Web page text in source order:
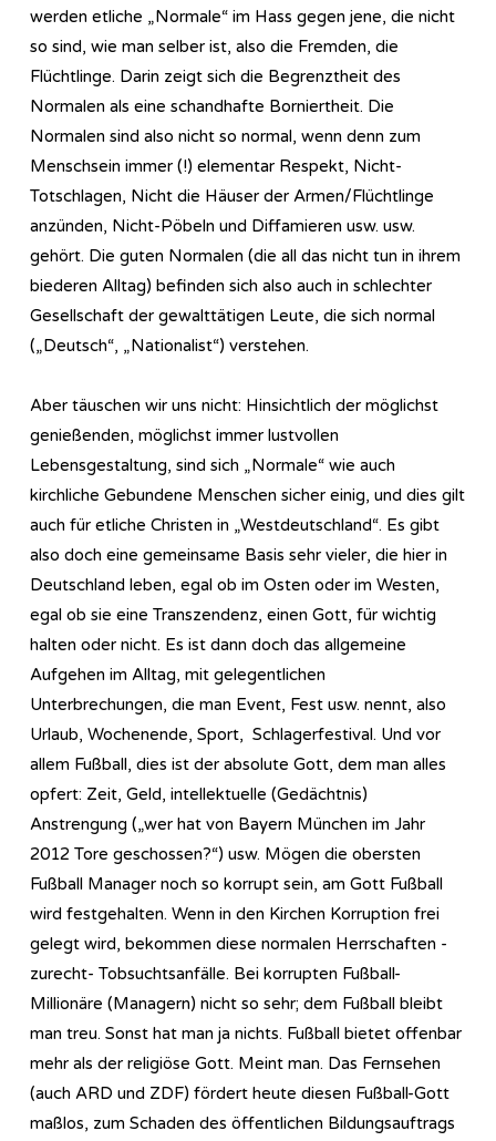
werden etliche „Normale“ im Hass gegen jene, die nicht
so sind, wie man selber ist, also die Fremden, die
Flüchtlinge. Darin zeigt sich die Begrenztheit des
Normalen als eine schandhafte Borniertheit. Die
Normalen sind also nicht so normal, wenn denn zum
Menschsein immer (!) elementar Respekt, Nicht-
Totschlagen, Nicht die Häuser der Armen/Flüchtlinge
anzünden, Nicht-Pöbeln und Diffamieren usw. usw.
gehört. Die guten Normalen (die all das nicht tun in ihrem
biederen Alltag) befinden sich also auch in schlechter
Gesellschaft der gewalttätigen Leute, die sich normal
(„Deutsch“, „Nationalist“) verstehen.
Aber täuschen wir uns nicht: Hinsichtlich der möglichst
genießenden, möglichst immer lustvollen
Lebensgestaltung, sind sich „Normale“ wie auch
kirchliche Gebundene Menschen sicher einig, und dies gilt
auch für etliche Christen in „Westdeutschland“. Es gibt
also doch eine gemeinsame Basis sehr vieler, die hier in
Deutschland leben, egal ob im Osten oder im Westen,
egal ob sie eine Transzendenz, einen Gott, für wichtig
halten oder nicht. Es ist dann doch das allgemeine
Aufgehen im Alltag, mit gelegentlichen
Unterbrechungen, die man Event, Fest usw. nennt, also
Urlaub, Wochenende, Sport, Schlagerfestival. Und vor
allem Fußball, dies ist der absolute Gott, dem man alles
opfert: Zeit, Geld, intellektuelle (Gedächtnis)
Anstrengung („wer hat von Bayern München im Jahr
2012 Tore geschossen?“) usw. Mögen die obersten
Fußball Manager noch so korrupt sein, am Gott Fußball
wird festgehalten. Wenn in den Kirchen Korruption frei
gelegt wird, bekommen diese normalen Herrschaften -
zurecht- Tobsuchtsanfälle. Bei korrupten Fußball-
Millionäre (Managern) nicht so sehr; dem Fußball bleibt
man treu. Sonst hat man ja nichts. Fußball bietet offenbar
mehr als der religiöse Gott. Meint man. Das Fernsehen
(auch ARD und ZDF) fördert heute diesen Fußball-Gott
maßlos, zum Schaden des öffentlichen Bildungsauftrags